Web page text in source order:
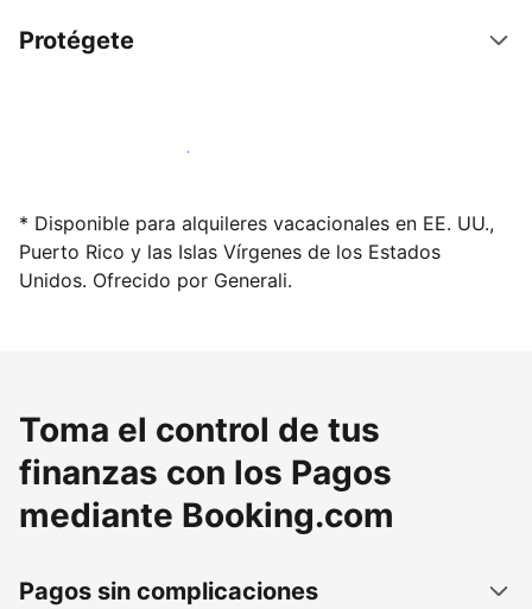
Protégete
Alquila tu alojamiento hoy mismo
* Disponible para alquileres vacacionales en EE. UU.,
Puerto Rico y las Islas Vírgenes de los Estados
Unidos. Ofrecido por Generali.
Toma el control de tus
finanzas con los Pagos
mediante Booking.com
Pagos sin complicaciones